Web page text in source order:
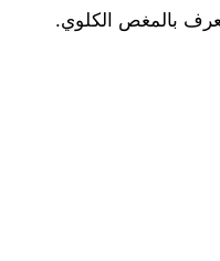
بالمغص الكلوي.